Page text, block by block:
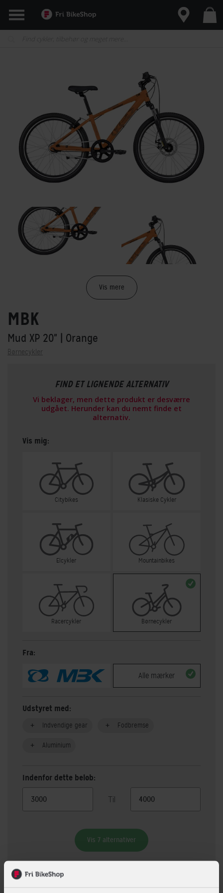
Vis mere
MBK
Mud XP 20" | Orange
Børnecykler
FIND ET LIGNENDE ALTERNATIV
Vi beklager, men dette produkt er desværre
udgået. Herunder kan du nemt finde et
alternativ.
Vis mig:
Citybikes Klasiske Cykler
Elcykler Mountainbikes
Racercykler Børnecykler
Fra:
Alle mærker
Udstyret med:
Indvendige gear Fodbremse
Aluminium
Indenfor dette beløb:
Til
Vis 7 alternativer
Beskrivelse